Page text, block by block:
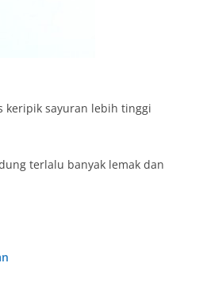
keripik sayuran lebih tinggi
terlalu banyak lemak dan